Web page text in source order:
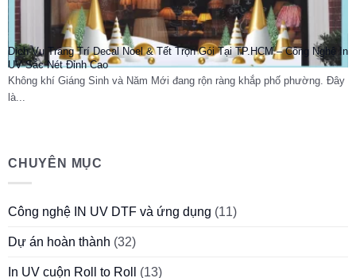
Dịch Vụ Trang Trí Decal Noel & Tết Trọn Gói Tại TP.HCM – Công Nghệ In
UV Sắc Nét Đỉnh Cao
Không khí Giáng Sinh và Năm Mới đang rộn ràng khắp phố phường. Đây
là...
CHUYÊN MỤC
Công nghệ IN UV DTF và ứng dụng (11)
Dự án hoàn thành (32)
In UV cuộn Roll to Roll (13)